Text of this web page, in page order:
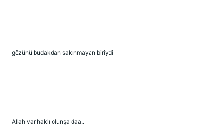
gözünü budakdan sakınmayan biriydi
Allah var haklı olunşa daa..